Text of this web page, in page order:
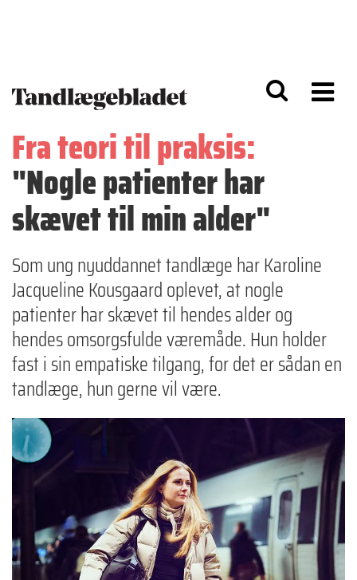
Fra teori til praksis:
"Nogle patienter har
skævet til min alder"
Som ung nyuddannet tandlæge har Karoline
Jacqueline Kousgaard oplevet, at nogle
patienter har skævet til hendes alder og
hendes omsorgsfulde væremåde. Hun holder
fast i sin empatiske tilgang, for det er sådan en
tandlæge, hun gerne vil være.